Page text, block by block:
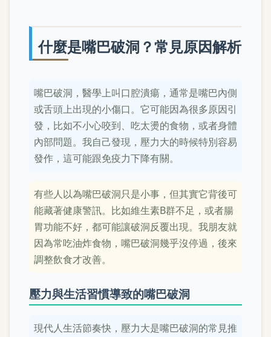
什麼是嘴巴破洞？常見原因解析
嘴巴破洞，醫學上叫口腔潰瘍，通常是嘴巴內側
或舌頭上出現的小傷口。它可能因為很多原因引
發，比如不小心咬到、吃太燙的食物，或者身體
內部問題。我自己發現，壓力大的時候特別容易
發作，這可能跟免疫力下降有關。
有些人以為嘴巴破洞只是小事，但其實它背後可
能藏著健康警訊。比如維生素B群不足，或者腸
胃功能不好，都可能讓破洞反覆出現。我朋友就
因為常吃油炸食物，嘴巴破洞幾乎沒停過，後來
調整飲食才改善。
壓力與生活習慣導致的嘴巴破洞
現代人生活節奏快，壓力大是嘴巴破洞的常見推